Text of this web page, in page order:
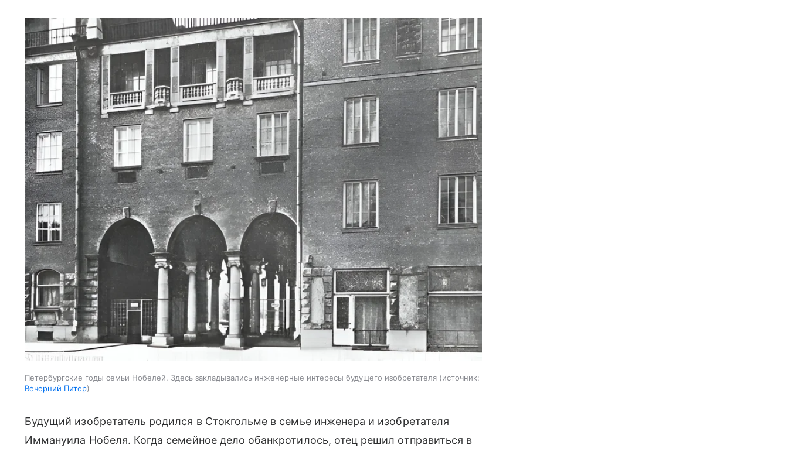
Петербургские годы семьи Нобелей. Здесь закладывались инженерные интересы будущего изобретателя
источник:
Вечерний Питер
Будущий изобретатель родился в Стокгольме в семье инженера и изобретателя
Иммануила Нобеля. Когда семейное дело обанкротилось, отец решил отправиться в